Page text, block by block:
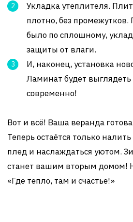
Укладка утеплителя.
плотно, без промежутков.
было по сплошному,
защиты от влаги.
И, наконец, установка
Ламинат будет выглядеть
современно!
Вот и всё! Ваша веранда
Теперь остаётся только
плед и наслаждаться уютом.
станет вашим вторым домом!
«Где тепло, там и счастье!»